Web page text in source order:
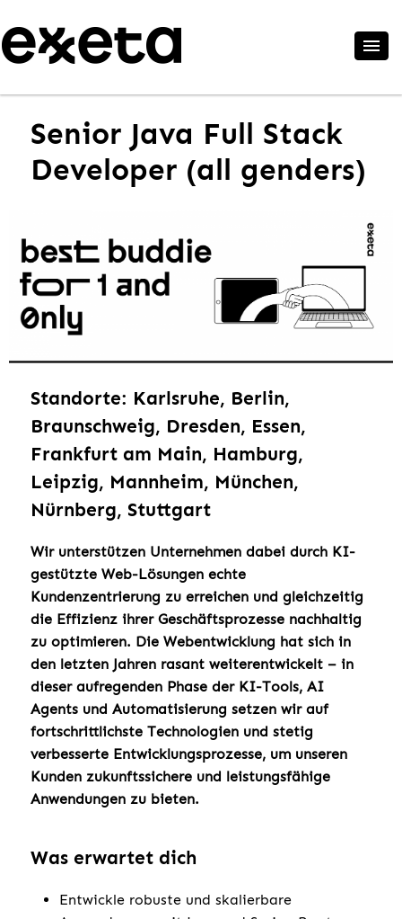
Senior Java Full Stack
Developer (all genders)
Standorte: Karlsruhe, Berlin,
Braunschweig, Dresden, Essen,
Frankfurt am Main, Hamburg,
Leipzig, Mannheim, München,
Nürnberg, Stuttgart
Wir unterstützen Unternehmen dabei durch KI-
gestützte Web-Lösungen echte
Kundenzentrierung zu erreichen und gleichzeitig
die Effizienz ihrer Geschäftsprozesse nachhaltig
zu optimieren. Die Webentwicklung hat sich in
den letzten Jahren rasant weiterentwickelt – in
dieser aufregenden Phase der KI-Tools, AI
Agents und Automatisierung setzen wir auf
fortschrittlichste Technologien und stetig
verbesserte Entwicklungsprozesse, um unseren
Kunden zukunftssichere und leistungsfähige
Anwendungen zu bieten.
Was erwartet dich
Entwickle robuste und skalierbare